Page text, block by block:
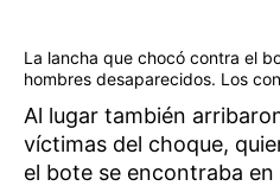
La lancha que chocó contra el
hombres desaparecidos. Los
Al lugar también
víctimas del choque,
el bote se encontraba